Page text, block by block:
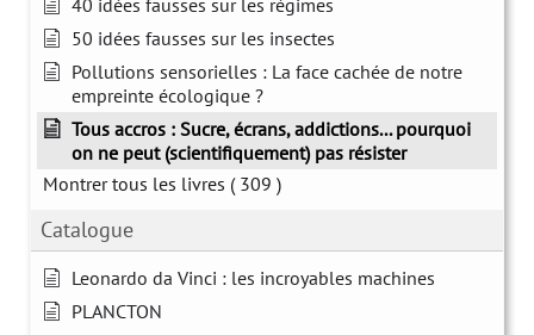
40 idées fausses sur les régimes
50 idées fausses sur les insectes
Pollutions sensorielles : La face cachée de notre
empreinte écologique ?
Tous accros : Sucre, écrans, addictions... pourquoi
on ne peut (scientifiquement) pas résister
Montrer tous les livres ( 309 )
Catalogue
Leonardo da Vinci : les incroyables machines
PLANCTON